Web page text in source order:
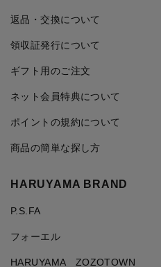
返品・交換について
領収証発行について
ギフト用のご注文
ネット会員特典について
ポイントの規約について
商品の簡単な探し方
HARUYAMA BRAND
P.S.FA
フォーエル
HARUYAMA ZOZOTOWN